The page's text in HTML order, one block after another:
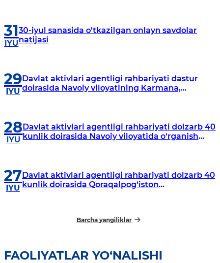
31
IYU
30-iyul sanasida o'tkazilgan onlayn savdolar
natijasi
29
IYU
Davlat aktivlari agentligi rahbariyati dastur
doirasida Navoiy viloyatining Karmana,
28
IYU
Davlat aktivlari agentligi rahbariyati dolzarb 40
kunlik doirasida Navoiy viloyatida o‘rganish
27
IYU
Davlat aktivlari agentligi rahbariyati dolzarb 40
kunlik doirasida Qoraqalpog‘iston
Barcha yangiliklar
FAOLIYATLAR YO‘NALISHI